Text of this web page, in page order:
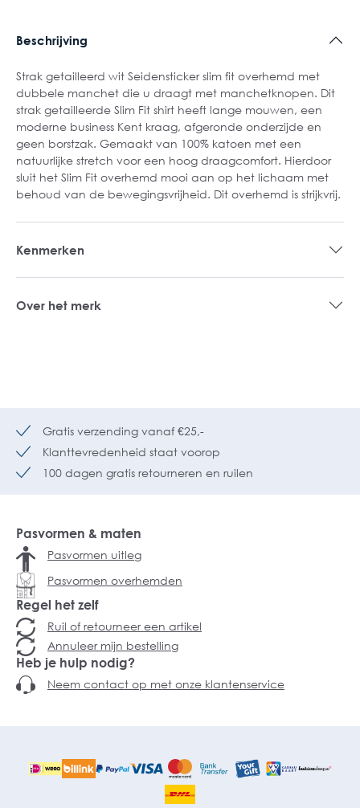
Beschrijving
Strak getailleerd wit Seidensticker slim fit overhemd met
dubbele manchet die u draagt met manchetknopen. Dit
strak getailleerde Slim Fit shirt heeft lange mouwen, een
moderne business Kent kraag, afgeronde onderzijde en
geen borstzak. Gemaakt van 100% katoen met een
natuurlijke stretch voor een hoog draagcomfort. Hierdoor
sluit het Slim Fit overhemd mooi aan op het lichaam met
behoud van de bewegingsvrijheid. Dit overhemd is strijkvrij.
Kenmerken
Over het merk
Gratis verzending vanaf €25,-
Klanttevredenheid staat voorop
100 dagen gratis retourneren en ruilen
Pasvormen & maten
Pasvormen uitleg
Pasvormen overhemden
Regel het zelf
Ruil of retourneer een artikel
Annuleer mijn bestelling
Heb je hulp nodig?
Neem contact op met onze klantenservice